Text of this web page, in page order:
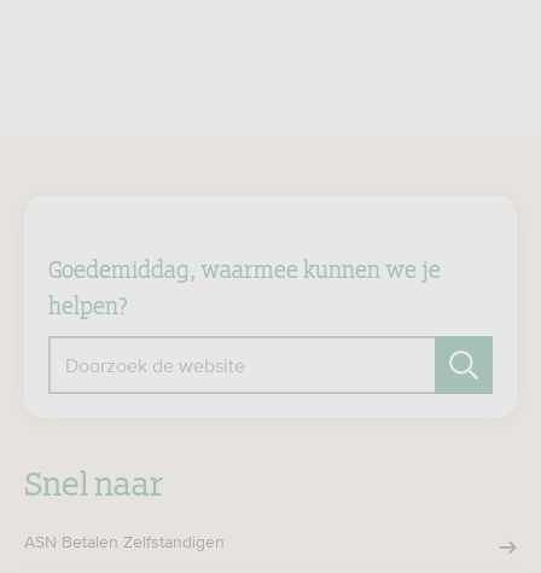
Goedemiddag, waarmee kunnen we je
helpen?
Doorzoek de website
Snel naar
ASN Betalen Zelfstandigen